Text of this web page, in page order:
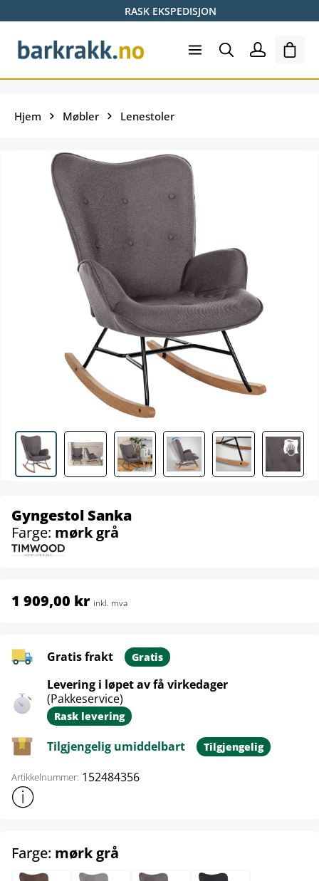
RASK EKSPEDISJON
Hjem Møbler Lenestoler
Gyngestol Sanka
Farge: mørk grå
1 909,00 kr inkl. mva
Gratis frakt Gratis
Levering i løpet av få virkedager
(Pakkeservice)
Rask levering
Tilgjengelig umiddelbart Tilgjengelig
Artikkelnummer: 152484356
Vis mer produktinformasjon
Farge: mørk grå